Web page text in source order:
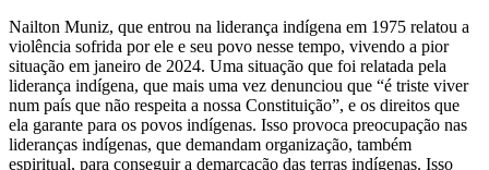
Nailton Muniz, que entrou na liderança indígena em 1975 relatou a
violência sofrida por ele e seu povo nesse tempo, vivendo a pior
situação em janeiro de 2024. Uma situação que foi relatada pela
liderança indígena, que mais uma vez denunciou que “é triste viver
num país que não respeita a nossa Constituição”, e os direitos que
ela garante para os povos indígenas. Isso provoca preocupação nas
lideranças indígenas, que demandam organização, também
espiritual, para conseguir a demarcação das terras indígenas. Isso